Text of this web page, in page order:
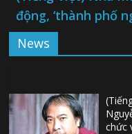
động, ‘thành phố
News
chức